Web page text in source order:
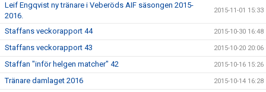
Leif Engqvist ny tränare i Veberöds AIF säsongen 2015-
2016.
2015-11-01 15:33
Staffans veckorapport 44 2015-10-30 16:48
Staffans veckorapport 43 2015-10-20 20:06
Staffan "inför helgen matcher" 42 2015-10-16 15:26
Tränare damlaget 2016 2015-10-14 16:28